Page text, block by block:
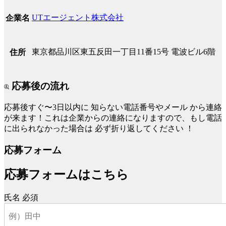
企業名 UTエージェント株式会社
住所 東京都品川区東五反田一丁目11番15号 電波ビル6階
応募後の流れ
応募後すぐ〜3日以内に 知らない電話番号やメール から連絡
が来ます！これは企業からの連絡になりますので、もし電話
に出られなかった場合は 必ず折り返してください ！
応募フォーム
応募フォームはこちら
氏名 必須